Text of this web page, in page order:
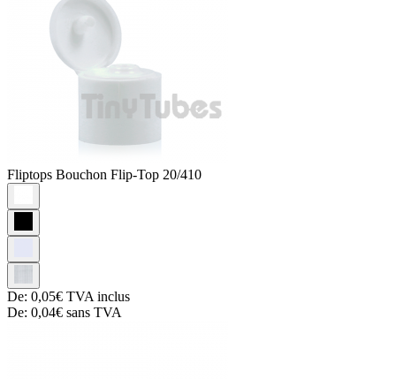
Fliptops Bouchon Flip-Top 20/410
De: 0,05€ TVA inclus
De: 0,04€ sans TVA